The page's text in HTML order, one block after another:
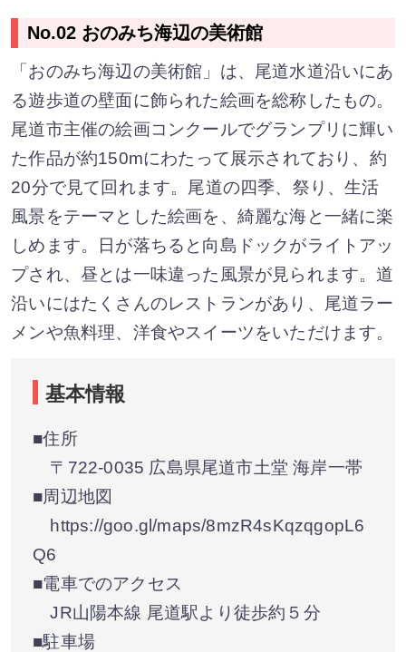
No.02 おのみち海辺の美術館
「おのみち海辺の美術館」は、尾道水道沿いにあ
る遊歩道の壁面に飾られた絵画を総称したもの。
尾道市主催の絵画コンクールでグランプリに輝い
た作品が約150mにわたって展示されており、約
20分で見て回れます。尾道の四季、祭り、生活
風景をテーマとした絵画を、綺麗な海と一緒に楽
しめます。日が落ちると向島ドックがライトアッ
プされ、昼とは一味違った風景が見られます。道
沿いにはたくさんのレストランがあり、尾道ラー
メンや魚料理、洋食やスイーツをいただけます。
基本情報
■住所
〒722-0035 広島県尾道市土堂 海岸一帯
■周辺地図
https://goo.gl/maps/8mzR4sKqzqgopL6
Q6
■電車でのアクセス
JR山陽本線 尾道駅より徒歩約５分
■駐車場